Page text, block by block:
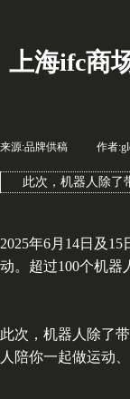
上海ifc商
来源:品牌供稿 作者:
此次，机器人除了
2025年6月14日及
动。超过100个机器
此次，机器人除了
人陪你一起做运动